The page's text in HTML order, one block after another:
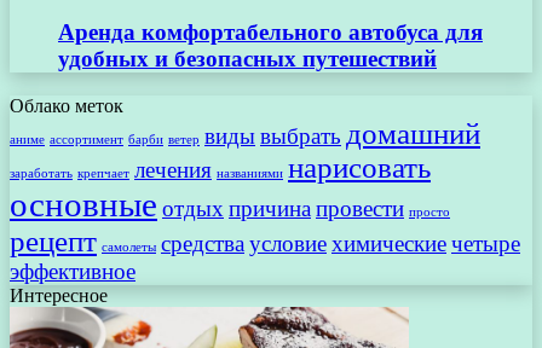
Аренда комфортабельного автобуса для
удобных и безопасных путешествий
Облако меток
аниме ассортимент барби ветер видывыбрать домашний
заработать крепчает лечения названиями нарисовать
основные отдых причина провести просто
рецепт самолеты средства условиехимическиечетыре
эффективное
Интересное